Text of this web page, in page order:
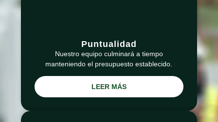
Puntualidad
Nuestro equipo culminará a tiempo
manteniendo el presupuesto establecido.
LEER MÁS